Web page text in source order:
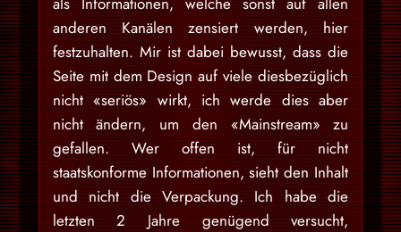
anderen Kanälen zensiert werden, hier
festzuhalten. Mir ist dabei bewusst, dass die
Seite mit dem Design auf viele diesbezüglich
nicht «seriös» wirkt, ich werde dies aber
nicht ändern, um den «Mainstream» zu
gefallen. Wer offen ist, für nicht
staatskonforme Informationen, sieht den Inhalt
und nicht die Verpackung. Ich habe die
letzten 2 Jahre genügend versucht,